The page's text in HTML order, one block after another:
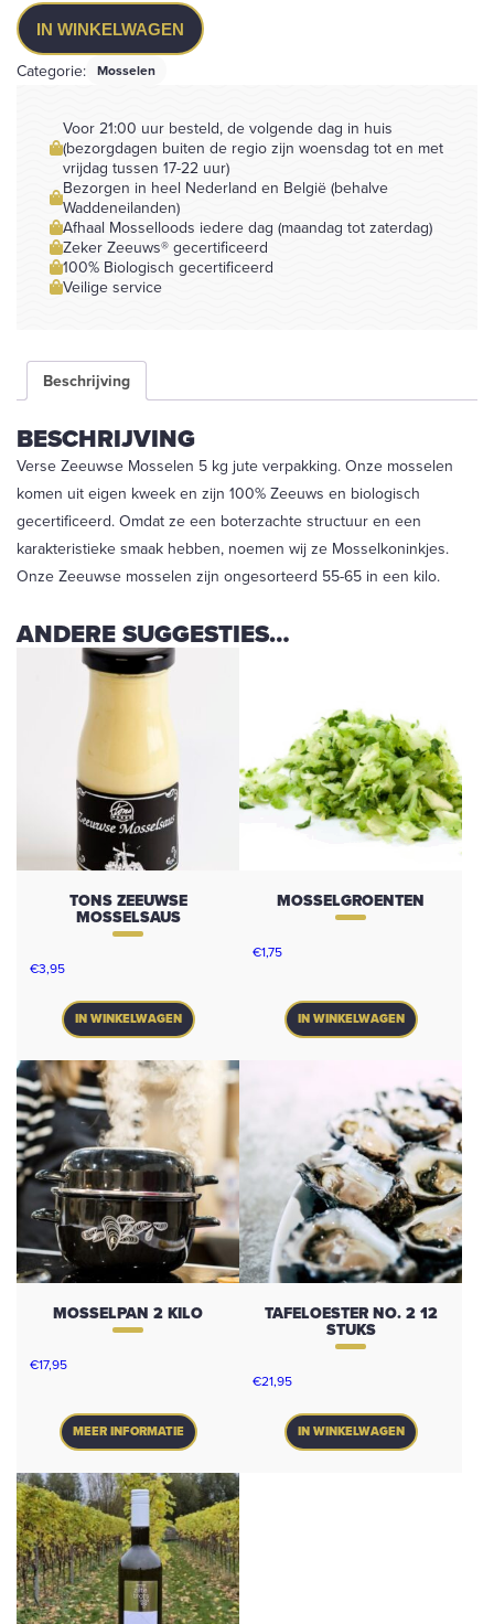
Zeeuwse
Mosselen
Mosselkoninkjes
Bio
aantal
IN WINKELWAGEN
Categorie: Mosselen
Voor 21:00 uur besteld, de volgende dag in huis
(bezorgdagen buiten de regio zijn woensdag tot en met
vrijdag tussen 17-22 uur)
Bezorgen in heel Nederland en België (behalve
Waddeneilanden)
Afhaal Mosselloods iedere dag (maandag tot zaterdag)
Zeker Zeeuws® gecertificeerd
100% Biologisch gecertificeerd
Veilige service
Beschrijving
BESCHRIJVING
Verse Zeeuwse Mosselen 5 kg jute verpakking. Onze mosselen
komen uit eigen kweek en zijn 100% Zeeuws en biologisch
gecertificeerd. Omdat ze een boterzachte structuur en een
karakteristieke smaak hebben, noemen wij ze Mosselkoninkjes.
Onze Zeeuwse mosselen zijn ongesorteerd 55-65 in een kilo.
ANDERE SUGGESTIES…
TONS ZEEUWSE
MOSSELSAUS
€3,95
IN WINKELWAGEN
MOSSELGROENTEN
€1,75
IN WINKELWAGEN
MOSSELPAN 2 KILO
€17,95
MEER INFORMATIE
TAFELOESTER NO. 2 12
STUKS
€21,95
IN WINKELWAGEN